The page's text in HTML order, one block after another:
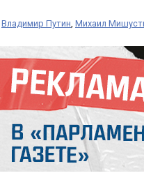
Владимир Путин Михаил